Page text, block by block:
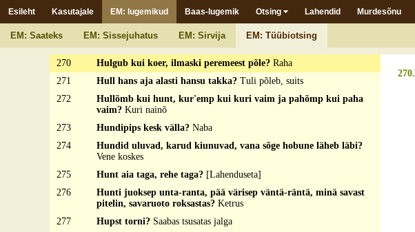
Esileht Kasutajale EM: lugemikud Baas-lugemik Otsing Lahendid Murdesõnu
EM: Saateks EM: Sissejuhatus EM: Sirvija EM: Tüübiotsing
269
Hot' minno küll har'aga haritas, kaarssõga kakutas, suaga suitas
ja nitsedõga nimitäs, siske õks istu ma noorigo nupu otsah?
Linaluu noorigo linige seeh
270
Hulgub kui koer, ilmaski peremeest põle? Raha
271
Hull hans aja alasti hansu takka? Tuli põleb, suits
272
Hullõmb kui hunt, kur'emp kui kuri vaim ja pahõmp kui paha
vaim? Kuri nainõ
273
Hundipips kesk välla? Naba
274
Hundid uluvad, karud kiunuvad, vana sõge hobune läheb läbi?
Vene koskes
275
Hunt aia taga, rehe taga? [Lahenduseta]
276
Hunti juoksep unta-ranta, pää värisep väntä-räntä, minä savast
pitelin, savaruoto roksastas? Ketrus
277
Hupst torni? Saabas tsusatas jalga
270.